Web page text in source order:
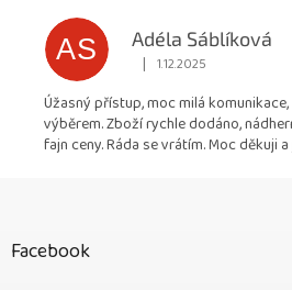
AS
Adéla Sáblíková
Hodnocení obchodu je 5
| 1.12.2025
Úžasný přístup, moc milá
výběrem. Zboží rychle dodáno,
fajn ceny. Ráda se vrátím. Moc děkuji
Facebook